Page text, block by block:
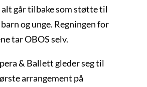
alt går tilbake som støtte til
og unge. Regningen for
tar OBOS selv.
& Ballett gleder seg til
arrangement på